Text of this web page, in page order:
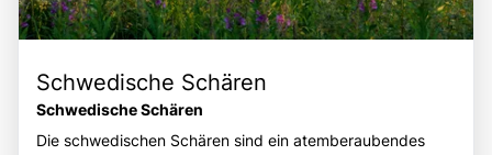
Schwedische Schären
Schwedische Schären
Die schwedischen Schären sind ein atemberaubendes